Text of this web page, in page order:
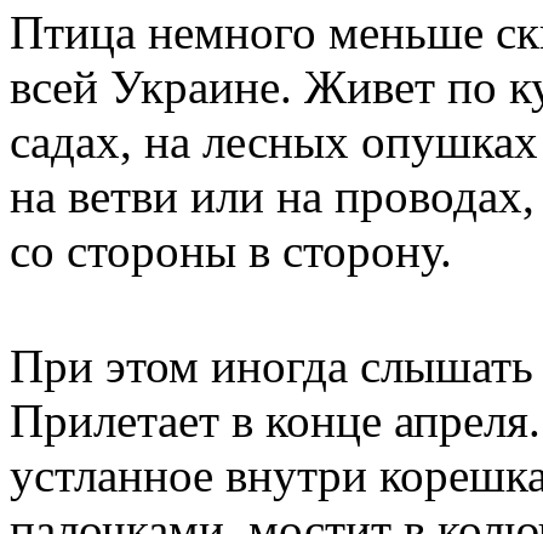
Птица немного меньше
всей Украине. Живет по
садах, на лесных
на ветви или на
со стороны в сторону.
При этом иногда слышать
Прилетает в конце
устланное внутри